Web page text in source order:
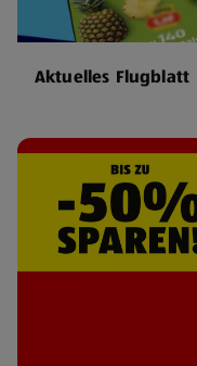
Aktuelles Flugblatt